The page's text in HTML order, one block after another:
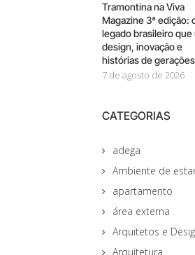
Tramontina na Viva
Magazine 3ª edição:
legado brasileiro que
design, inovação e
histórias de gerações
7 de agosto de 2026
CATEGORIAS
adega
Ambiente de
apartamento
área externa
Arquitetos e
Arquitetura